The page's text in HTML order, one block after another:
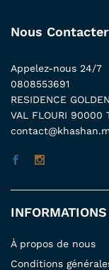
Nous Contacter
Appelez-nous 24/7
0808553691
RESIDENCE
VAL FLOURI 90000
INFORMATIONS
À propos de nous
Conditions